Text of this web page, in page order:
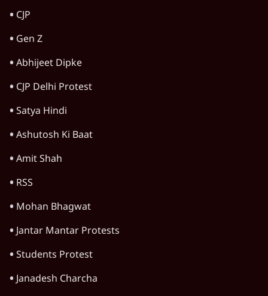
Chhatron Ki Goonj
Satya Hindi Bulletin
CJP
Gen Z
Abhijeet Dipke
CJP Delhi Protest
Satya Hindi
Ashutosh Ki Baat
Amit Shah
RSS
Mohan Bhagwat
Jantar Mantar Protests